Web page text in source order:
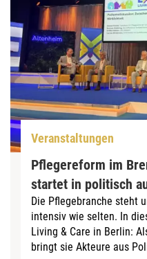
Veranstaltungen
Pflegereform im
startet in politisch
Die Pflegebranche steht
intensiv wie selten. In
Living & Care in Berlin:
bringt sie Akteure aus